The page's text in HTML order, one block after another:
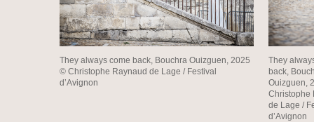
They always come back, Bouchra Ouizguen, 2025
© Christophe Raynaud de Lage / Festival
d’Avignon
They
back,
Ouizguen,
Christophe
de Lage /
d’Avignon